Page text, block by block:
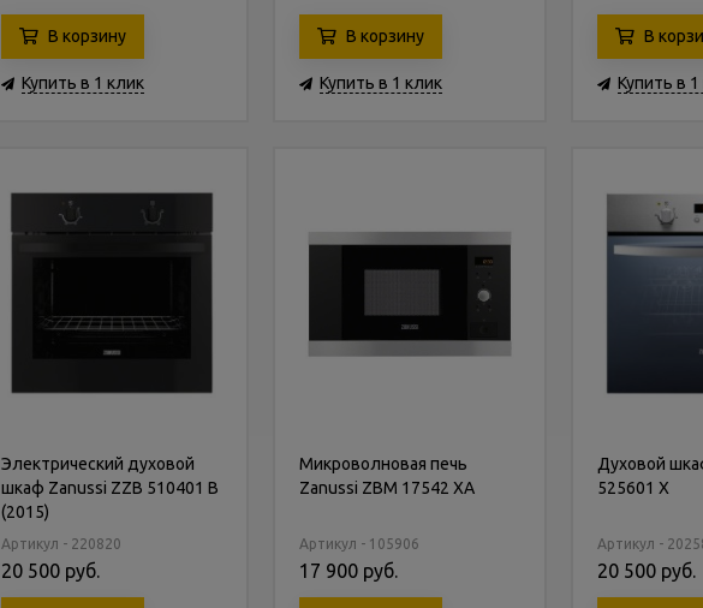
В корзину
Купить в 1 клик
В корзину
Купить в 1 клик
В
Купить в
Электрический духовой
шкаф Zanussi ZZB 510401 B
(2015)
Артикул - 220820
20 500 руб.
Микроволновая печь
Zanussi ZBM 17542 XA
Артикул - 105906
17 900 руб.
Духовой
525601 X
Артикул -
20 500 руб.